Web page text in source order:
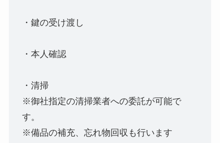
・鍵の受け渡し
・本人確認
・清掃
※御社指定の清掃業者への委託が可能で
す。
※備品の補充、忘れ物回収も行います